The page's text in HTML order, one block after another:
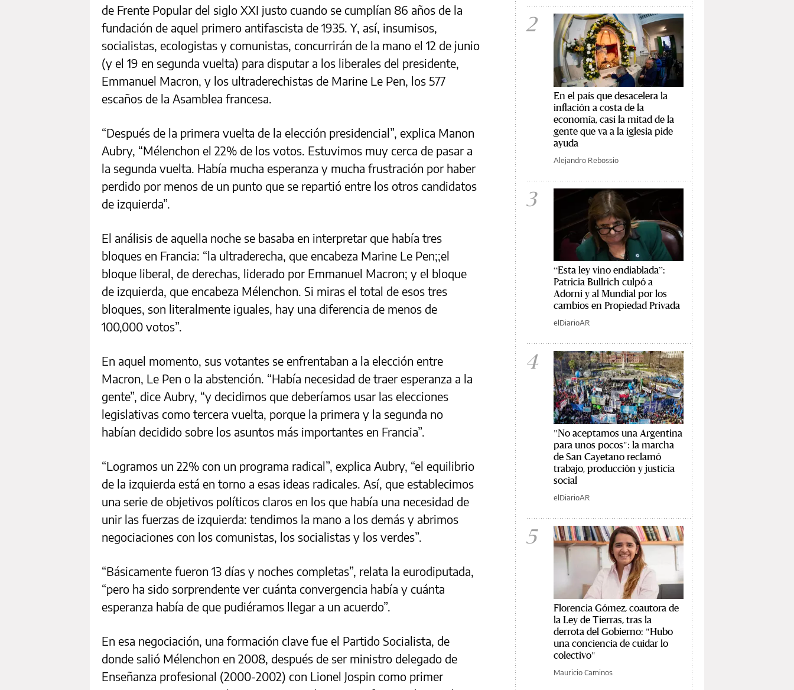
de Frente Popular del siglo XXI justo cuando se cumplían 86 años de la
fundación de aquel primero antifascista de 1935. Y, así, insumisos,
socialistas, ecologistas y comunistas, concurrirán de la mano el 12 de junio
(y el 19 en segunda vuelta) para disputar a los liberales del presidente,
Emmanuel Macron, y los ultraderechistas de Marine Le Pen, los 577
escaños de la Asamblea francesa.
“Después de la primera vuelta de la elección presidencial”, explica Manon
Aubry, “Mélenchon el 22% de los votos. Estuvimos muy cerca de pasar a
la segunda vuelta. Había mucha esperanza y mucha frustración por haber
perdido por menos de un punto que se repartió entre los otros candidatos
de izquierda”.
El análisis de aquella noche se basaba en interpretar que había tres
bloques en Francia: “la ultraderecha, que encabeza Marine Le Pen;;el
bloque liberal, de derechas, liderado por Emmanuel Macron; y el bloque
de izquierda, que encabeza Mélenchon. Si miras el total de esos tres
bloques, son literalmente iguales, hay una diferencia de menos de
100,000 votos”.
En aquel momento, sus votantes se enfrentaban a la elección entre
Macron, Le Pen o la abstención. “Había necesidad de traer esperanza a la
gente”, dice Aubry, “y decidimos que deberíamos usar las elecciones
legislativas como tercera vuelta, porque la primera y la segunda no
habían decidido sobre los asuntos más importantes en Francia”.
“Logramos un 22% con un programa radical”, explica Aubry, “el equilibrio
de la izquierda está en torno a esas ideas radicales. Así, que establecimos
una serie de objetivos políticos claros en los que había una necesidad de
unir las fuerzas de izquierda: tendimos la mano a los demás y abrimos
negociaciones con los comunistas, los socialistas y los verdes”.
“Básicamente fueron 13 días y noches completas”, relata la eurodiputada,
“pero ha sido sorprendente ver cuánta convergencia había y cuánta
esperanza había de que pudiéramos llegar a un acuerdo”.
En esa negociación, una formación clave fue el Partido Socialista, de
donde salió Mélenchon en 2008, después de ser ministro delegado de
Enseñanza profesional (2000-2002) con Lionel Jospin como primer
2
En el país que desacelera la
inflación a costa de la
economía, casi la mitad de la
gente que va a la iglesia pide
ayuda
Alejandro Rebossio
3
“Esta ley vino endiablada”:
Patricia Bullrich culpó a
Adorni y al Mundial por los
cambios en Propiedad Privada
elDiarioAR
4
"No aceptamos una Argentina
para unos pocos": la marcha
de San Cayetano reclamó
trabajo, producción y justicia
social
elDiarioAR
5
Florencia Gómez, coautora de
la Ley de Tierras, tras la
derrota del Gobierno: "Hubo
una conciencia de cuidar lo
colectivo"
Mauricio Caminos